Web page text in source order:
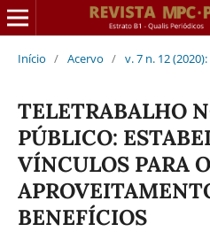
Início / Acervo / v. 7 n. 12
TELETRABALHO
PÚBLICO:
VÍNCULOS PARA
BENEFÍCIOS